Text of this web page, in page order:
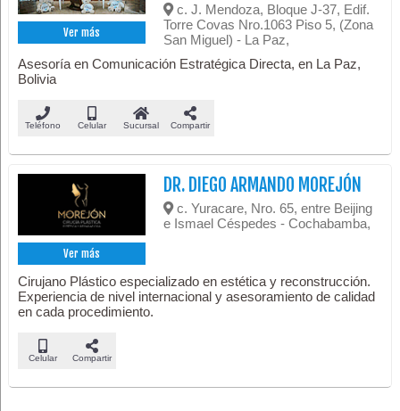
Ver más
c. J. Mendoza, Bloque J-37, Edif.
Torre Covas Nro.1063 Piso 5, (Zona
San Miguel) - La Paz,
Asesoría en Comunicación Estratégica Directa, en La Paz,
Bolivia
Teléfono Celular Sucursal Compartir
Ver más
DR. DIEGO ARMANDO MOREJÓN
c. Yuracare, Nro. 65, entre Beijing
e Ismael Céspedes - Cochabamba,
Cirujano Plástico especializado en estética y reconstrucción.
Experiencia de nivel internacional y asesoramiento de calidad
en cada procedimiento.
Celular Compartir